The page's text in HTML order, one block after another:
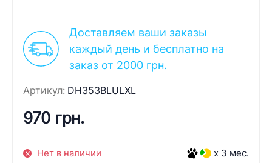
Доставляем ваши заказы
каждый день и бесплатно на
заказ от 2000 грн.
Артикул: DH353BLULXL
970 грн.
Нет в наличии x 3 мес.